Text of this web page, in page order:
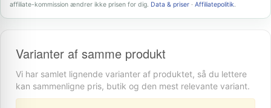
affiliate-kommission ændrer ikke prisen for dig. Data & priser · Affiliatepolitik.
Varianter af samme produkt
Vi har samlet lignende varianter af produktet, så du lettere
kan sammenligne pris, butik og den mest relevante variant.